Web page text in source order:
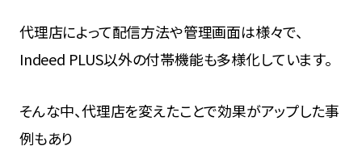
代理店によって配信方法や管理画面は様々で、
Indeed PLUS以外の付帯機能も多様化しています。
そんな中、代理店を変えたことで効果がアップした事
例もあり